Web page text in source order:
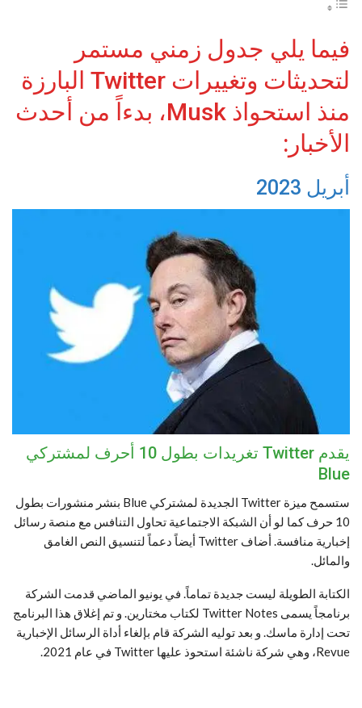
فيما يلي جدول زمني مستمر
لتحديثات وتغييرات Twitter البارزة
منذ استحواذ Musk، بدءاً من أحدث
الأخبار:
أبريل 2023
يقدم Twitter تغريدات بطول 10 أحرف لمشتركي
Blue
ستسمح ميزة Twitter الجديدة لمشتركي Blue بنشر منشورات بطول
10 حرف كما لو أن الشبكة الاجتماعية تحاول التنافس مع منصة رسائل
إخبارية منافسة. أضاف Twitter أيضاً دعماً لتنسيق النص الغامق
والمائل.
الكتابة الطويلة ليست جديدة تماماً. في يونيو الماضي قدمت الشركة
برنامجاً يسمى Twitter Notes لكتاب مختارين. و تم إغلاق هذا البرنامج
تحت إدارة ماسك. و بعد توليه الشركة قام بإلغاء أداة الرسائل الإخبارية
Revue، وهي شركة ناشئة استحوذ عليها Twitter في عام 2021.